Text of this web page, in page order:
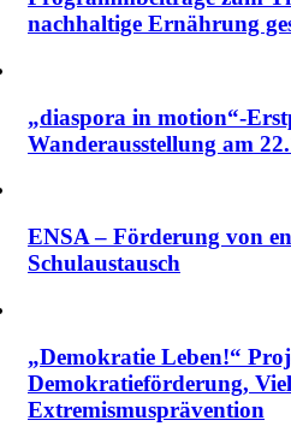
nachhaltige Ernährung
„diaspora in motion“-
Wanderausstellung am
ENSA – Förderung von
Schulaustausch
„Demokratie Leben!“
Demokratieförderung,
Extremismus­prävention